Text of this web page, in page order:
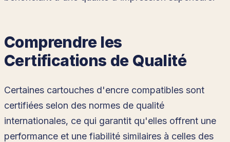
Comprendre les
Certifications de Qualité
Certaines cartouches d'encre compatibles sont
certifiées selon des normes de qualité
internationales, ce qui garantit qu'elles offrent une
performance et une fiabilité similaires à celles des